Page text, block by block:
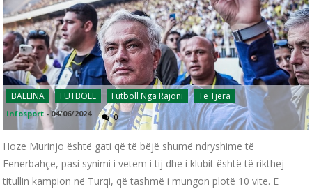
BALLINA FUTBOLL Futboll Nga Rajoni Të Tjera
infosport -04/06/2024 0
Hoze Murinjo është gati që të bëjë shumë ndryshime të
Fenerbahçe, pasi synimi i vetëm i tij dhe i klubit është të rikthej
titullin kampion në Turqi, që tashmë i mungon plotë 10 vite. E